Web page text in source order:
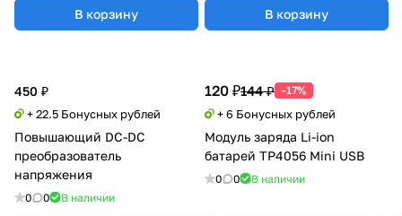
В корзину В корзину
450 ₽
+ 22.5 Бонусных рублей
Повышающий DC-DC
преобразователь
напряжения
0 0 В наличии
120 ₽144 ₽ -17%
+ 6 Бонусных рублей
Модуль заряда Li-ion
батарей TP4056 Mini USB
0 0 В наличии